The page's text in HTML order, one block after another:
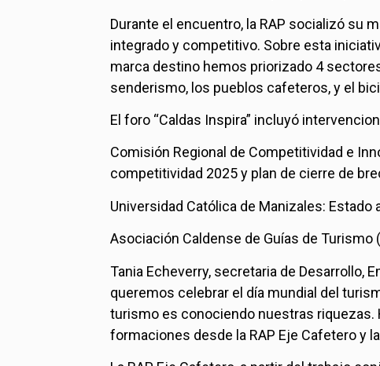
Durante el encuentro, la RAP socializó su
integrado y competitivo. Sobre esta
marca destino hemos priorizado 4
senderismo, los pueblos cafeteros, y el
El foro “Caldas Inspira” incluyó
Comisión Regional de Competitividad e
competitividad 2025 y plan de cierre de
Universidad Católica de Manizales:
Asociación Caldense de Guías de
Tania Echeverry, secretaria de Desarrollo,
queremos celebrar el día mundial del
turismo es conociendo nuestras riquezas.
formaciones desde la RAP Eje Cafetero y